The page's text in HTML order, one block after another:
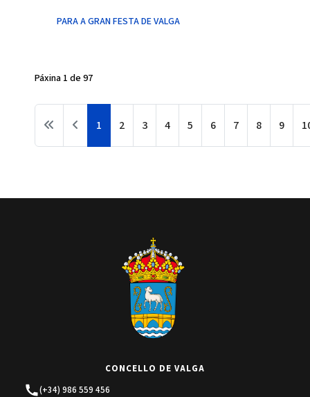
PARA A GRAN FESTA DE VALGA
Páxina 1 de 97
1 2 3 4 5 6 7 8 9
CONCELLO DE VALGA
(+34) 986 559 456